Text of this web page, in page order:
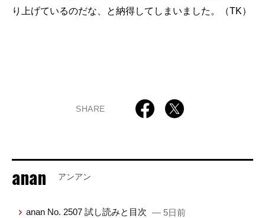
り上げているのだな、と納得してしまいました。（TK）
SHARE
anan アンアン
anan No. 2507 試し読みと目次 — 5日前